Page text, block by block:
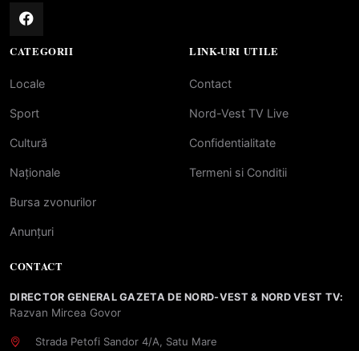
CATEGORII
Locale
Sport
Cultură
Naționale
Bursa zvonurilor
Anunțuri
LINK-URI UTILE
Contact
Nord-Vest TV Live
Confidentialitate
Termeni si Conditii
CONTACT
DIRECTOR GENERAL GAZETA DE NORD-VEST & NORD VEST TV:
Razvan Mircea Govor
Strada Petofi Sandor 4/A, Satu Mare